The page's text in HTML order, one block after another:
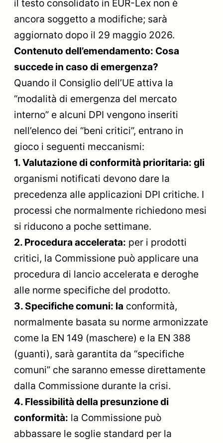
il testo consolidato in EUR-Lex non è
ancora soggetto a modifiche; sarà
aggiornato dopo il 29 maggio 2026.
Contenuto dell’emendamento: Cosa
succede in caso di emergenza?
Quando il Consiglio dell’UE attiva la
“modalità di emergenza del mercato
interno” e alcuni DPI vengono inseriti
nell’elenco dei “beni critici”, entrano in
gioco i seguenti meccanismi:
1. Valutazione di conformità prioritaria: gli
organismi notificati devono dare la
precedenza alle applicazioni DPI critiche. I
processi che normalmente richiedono mesi
si riducono a poche settimane.
2. Procedura accelerata: per i prodotti
critici, la Commissione può applicare una
procedura di lancio accelerata e deroghe
alle norme specifiche del prodotto.
3. Specifiche comuni: la conformità,
normalmente basata su norme armonizzate
come la EN 149 (maschere) e la EN 388
(guanti), sarà garantita da “specifiche
comuni” che saranno emesse direttamente
dalla Commissione durante la crisi.
4. Flessibilità della presunzione di
conformità: la Commissione può
abbassare le soglie standard per la